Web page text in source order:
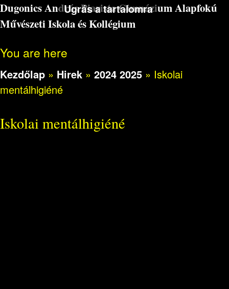
Ugrás a tartalomra
Dugonics András Piarista Gimnázium Alapfokú
Művészeti Iskola és Kollégium
You are here
Kezdőlap » Hirek » 2024 2025 » Iskolai
mentálhigiéné
Iskolai mentálhigiéné